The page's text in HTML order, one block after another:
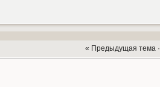
« Предыдущая тема·